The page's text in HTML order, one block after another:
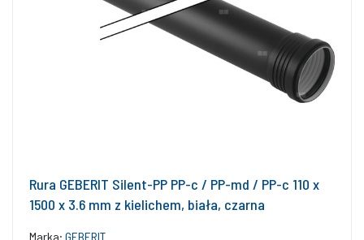
Rura GEBERIT Silent-PP PP-c / PP-md / PP-c 110 x
1500 x 3.6 mm z kielichem, biała, czarna
Marka: GEBERIT